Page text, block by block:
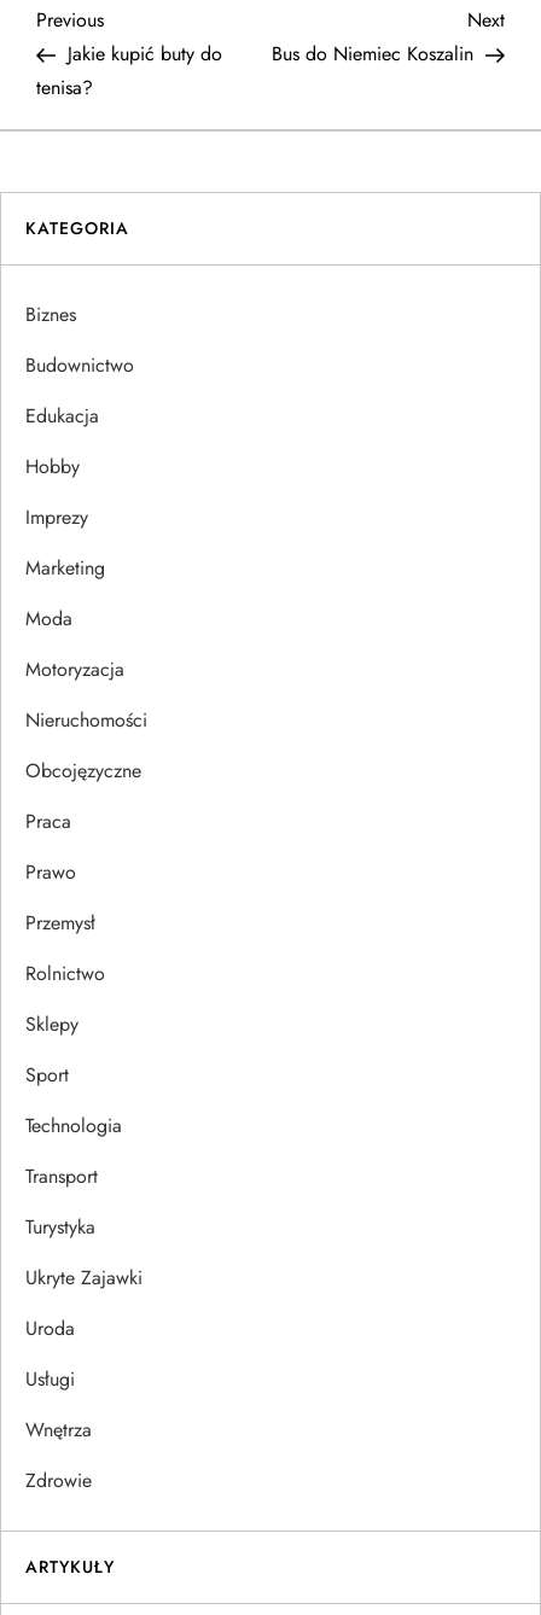
N
a
w
i
g
a
c
j
a
w
p
i
s
u
Previous
Post
Previous
Jakie kupić buty do
tenisa?
Next
Post
Next
Bus do Niemiec Koszalin
KATEGORIA
Biznes
Budownictwo
Edukacja
Hobby
Imprezy
Marketing
Moda
Motoryzacja
Nieruchomości
Obcojęzyczne
Praca
Prawo
Przemysł
Rolnictwo
Sklepy
Sport
Technologia
Transport
Turystyka
Ukryte Zajawki
Uroda
Usługi
Wnętrza
Zdrowie
ARTYKUŁY